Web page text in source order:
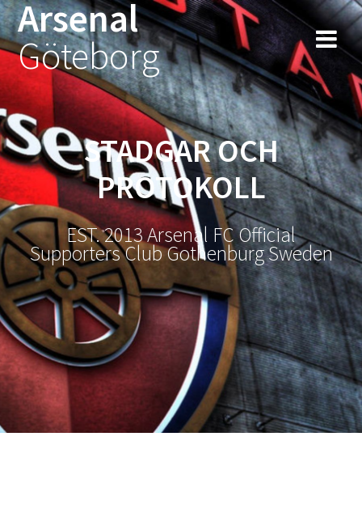
Hoppa
till
innehåll
Arsenal
Göteborg
STADGAR OCH
PROTOKOLL
EST. 2013 Arsenal FC Official
Supporters Club Gothenburg Sweden